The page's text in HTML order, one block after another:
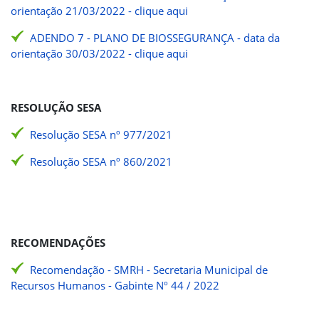
orientação 21/03/2022 - clique aqui
ADENDO 7 - PLANO DE BIOSSEGURANÇA - data da
orientação 30/03/2022 - clique aqui
RESOLUÇÃO SESA
Resolução SESA nº 977/2021
Resolução SESA nº 860/2021
RECOMENDAÇÕES
Recomendação - SMRH - Secretaria Municipal de
Recursos Humanos - Gabinte Nº 44 / 2022